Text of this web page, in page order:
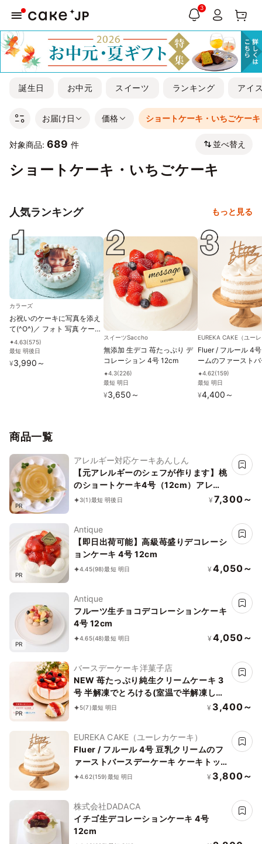
3
誕生日 お中元 スイーツ ランキング アイ
お届け日 価格 ショートケーキ・いちごケーキ
対象商品: 689 件 並べ替え
ショートケーキ・いちごケーキ
人気ランキング もっと見る
カラーズ
お祝いのケーキに写真を添え
て(^O^)／ フォト 写真 ケーキ
4号
✦4.63(575)
最短 明後日
¥3,990 ～
スイーツSaccho
無添加 生デコ 苺たっぷり デ
コレーション 4号 12cm
✦4.3(226)
最短 明日
¥3,650 ～
EUREKA CAKE（ユー
Fluer / フルール 4
ームのファースト
ケーキ ケーキトッ
グルテンフリー 小
用
✦4.62(159)
最短 明日
¥4,400 ～
商品一覧
PR
アレルギー対応ケーキあんしん
【元アレルギーのシェフが作ります】桃
のショートケーキ4号（12cm）アレル
ギー対応ケーキ／ヴィーガン対応
3(1)最短 明後日 ¥ 7,300～
PR
Antique
【即日出荷可能】高級苺盛りデコレーシ
ョンケーキ 4号 12cm
4.45(98)最短 明日 ¥ 4,050～
PR
Antique
フルーツ生チョコデコレーションケーキ
4号 12cm
4.65(48)最短 明日 ¥ 4,050～
PR
バースデーケーキ洋菓子店
NEW 苺たっぷり純生クリームケーキ 3
号 半解凍でとろける(室温で半解凍して
いただくと、外はふんわり、中はひんや
わひん純生いちご
5(7)最短 明日 ¥ 3,400～
EUREKA CAKE（ユーレカケーキ）
Fluer / フルール 4号 豆乳クリームのフ
ァーストバースデーケーキ ケーキトッ
パー付き グルテンフリー 小麦・乳不使
4.62(159)最短 明日 ¥ 3,800～
株式会社DADACA
イチゴ生デコレーションケーキ 4号
12cm